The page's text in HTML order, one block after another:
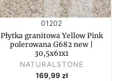
Kod produktu
01202
Płytka granitowa Yellow Pink
polerowana G682 new |
30,5x61x1
PRODUCENT
NATURALSTONE
Cena
169,99 zł